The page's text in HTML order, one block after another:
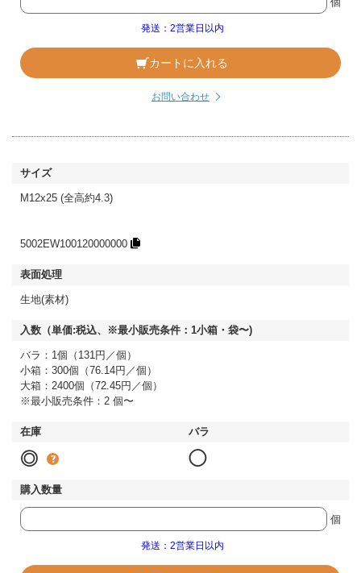
発送：2営業日以内
カートに入れる
お問い合わせ
M12x25 (全高約4.3)
5002EW100120000000
生地(素材)
バラ：1個（131円／個）
小箱：300個（76.14円／個）
大箱：2400個（72.45円／個）
※最小販売条件：2 個〜
◎ ◯
個
発送：2営業日以内